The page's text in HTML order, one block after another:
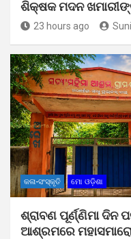
ଶିକ୍ଷକ ମଦନ
23 hours ago
କଳା-ସଂସ୍କୃତି ମୋ ଓଡ଼ିଶା
ଶ୍ରାବଣ ପୂର୍ଣ୍ଣିମା ଦିନ
ଆଶ୍ରମରେ